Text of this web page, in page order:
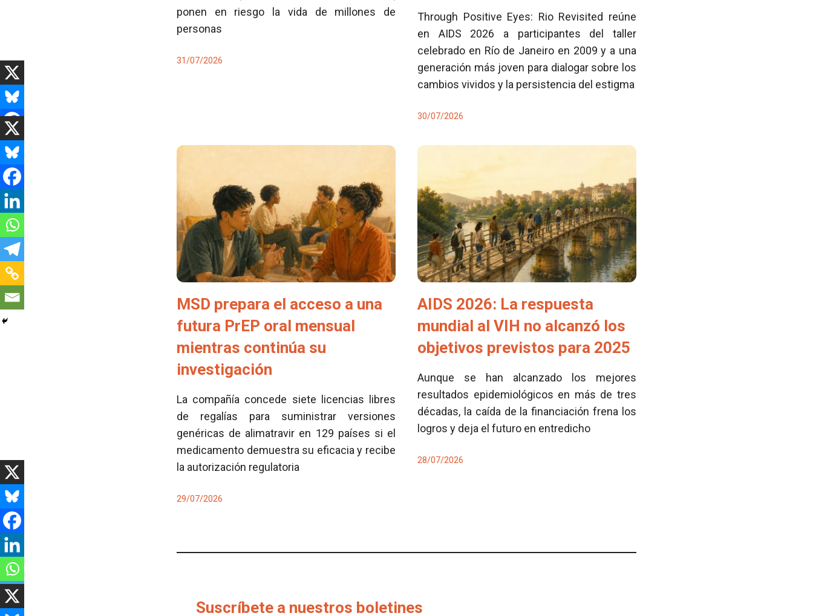
ponen en riesgo la vida de millones de
personas
31/07/2026
Through Positive Eyes: Rio Revisited reúne
en AIDS 2026 a participantes del taller
celebrado en Río de Janeiro en 2009 y a una
generación más joven para dialogar sobre los
cambios vividos y la persistencia del estigma
30/07/2026
MSD prepara el acceso a una
futura PrEP oral mensual
mientras continúa su
investigación
La compañía concede siete licencias libres
de regalías para suministrar versiones
genéricas de alimatravir en 129 países si el
medicamento demuestra su eficacia y recibe
la autorización regulatoria
29/07/2026
AIDS 2026: La respuesta
mundial al VIH no alcanzó los
objetivos previstos para 2025
Aunque se han alcanzado los mejores
resultados epidemiológicos en más de tres
décadas, la caída de la financiación frena los
logros y deja el futuro en entredicho
28/07/2026
Suscríbete a nuestros boletines